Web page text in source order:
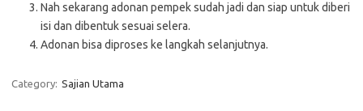
Nah sekarang adonan pempek sudah jadi dan siap untuk diberi
isi dan dibentuk sesuai selera.
Adonan bisa diproses ke langkah selanjutnya.
Category: Sajian Utama